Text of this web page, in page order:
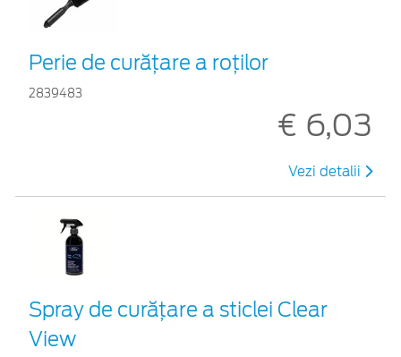
Perie de curățare a roților
2839483
€ 6,03
Vezi detalii
Spray de curățare a sticlei Clear
View